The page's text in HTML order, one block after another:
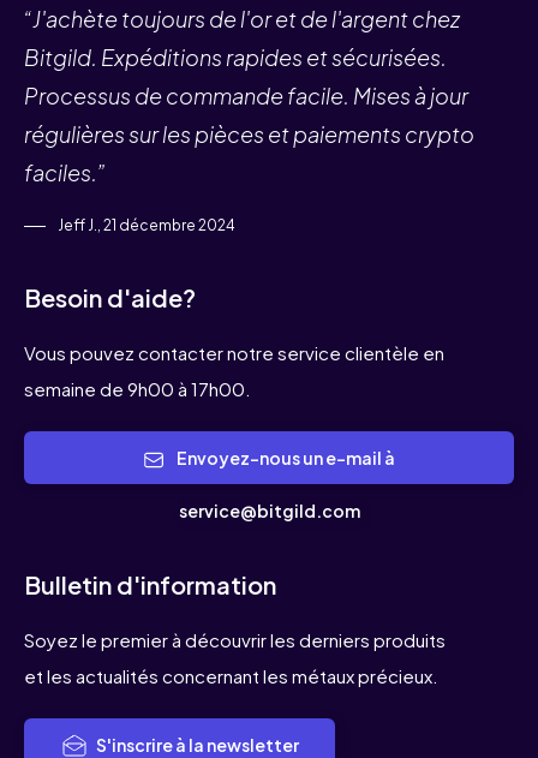
“J'achète toujours de l'or et de l'argent chez
Bitgild. Expéditions rapides et sécurisées.
Processus de commande facile. Mises à jour
régulières sur les pièces et paiements crypto
faciles.”
Jeff J., 21 décembre 2024
Besoin d'aide?
Vous pouvez contacter notre service clientèle en
semaine de 9h00 à 17h00.
service@bitgild.com
Bulletin d'information
Soyez le premier à découvrir les derniers produits
et les actualités concernant les métaux précieux.
S'inscrire à la newsletter